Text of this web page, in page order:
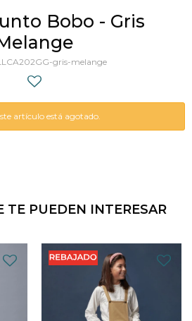
Bobo - Gris
gris-melange
artículo está agotado.
TE PUEDEN INTERESAR